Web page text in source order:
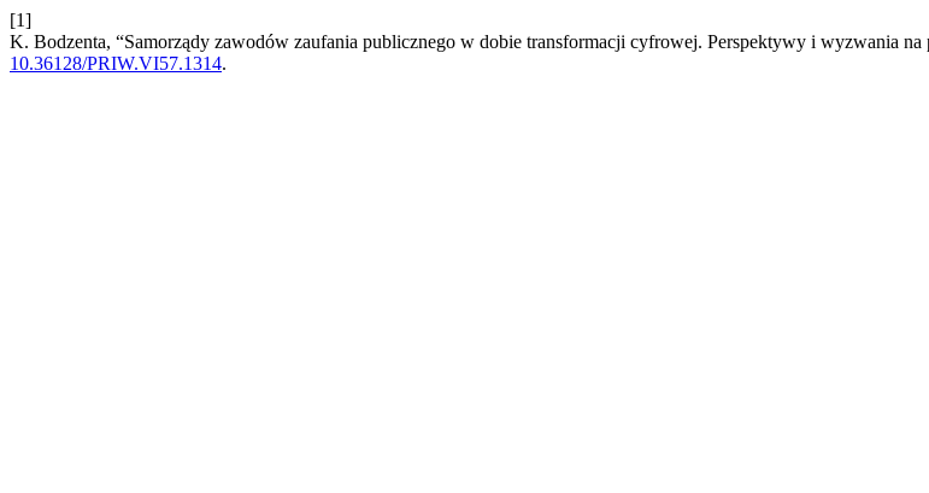
[1]
K. Bodzenta, “Samorządy zawodów zaufania publicznego w dobie transformacji cyfrowej. Perspektywy i wyzwania na
10.36128/PRIW.VI57.1314.